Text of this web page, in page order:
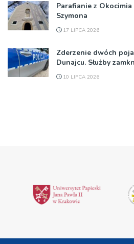
Parafianie z
Szymona
17 LIPCA 2026
Zderzenie dwóch
Dunajcu. Służby
10 LIPCA 2026